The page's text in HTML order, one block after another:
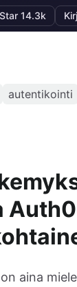
Star 14.3k
autentikointi
aina